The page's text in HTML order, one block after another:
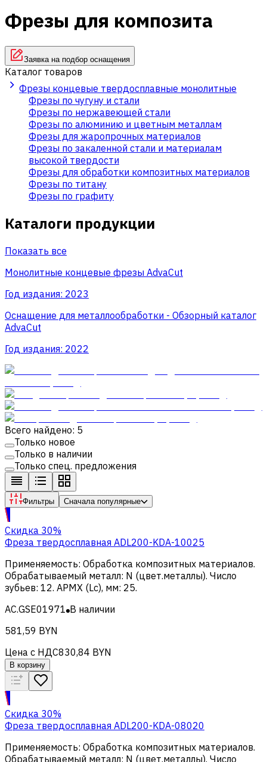
Фрезы для композита
Заявка на подбор оснащения
Каталог товаров
Фрезы концевые твердосплавные монолитные
Фрезы по чугуну и стали
Фрезы по нержавеющей стали
Фрезы по алюминию и цветным металлам
Фрезы для жаропрочных материалов
Фрезы по закаленной стали и материалам
высокой твердости
Фрезы для обработки композитных материалов
Фрезы по титану
Фрезы по графиту
Каталоги продукции
Показать все
Монолитные концевые фрезы AdvaСut
Год издания: 2023
Оснащение для металлообработки - Обзорный каталог
AdvaCut
Год издания: 2022
Всего найдено: 5
Только новое
Только в наличии
Только спец. предложения
Фильтры Сначала популярные
Скидка 30%
Фреза твердосплавная ADL200-KDA-10025
Применяемость: Обработка композитных материалов.
Обрабатываемый металл: N (цвет.металлы). Число
зубьев: 12. APMX (Lc), мм: 25.
AC.GSE01971 В наличии
581,59 BYN
Цена с НДС830,84 BYN
В корзину
Скидка 30%
Фреза твердосплавная ADL200-KDA-08020
Применяемость: Обработка композитных материалов.
Обрабатываемый металл: N (цвет.металлы). Число